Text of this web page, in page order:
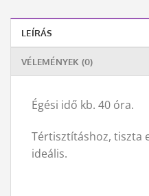
LEÍRÁS
VÉLEMÉNYEK (0)
Égési idő kb. 40 óra.
Tértisztításhoz, tiszta
ideális.